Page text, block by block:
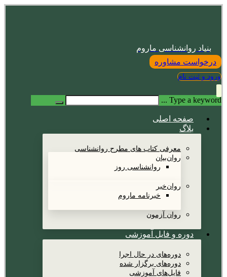
بنیاد روانشناسی ماروم
درخواست مشاوره
ورود و ثبت نام
Type a keyword ...
صفحه اصلی
بلاگ
معرفی کتاب های مطرح روانشناسی
روان‌بیان
روانشناسی روز
روان‌خبر
خبرنامه ماروم
روان آزمون
دوره و فایل آموزشی
دوره‌های در حال اجرا
دوره‌های برگزار شده
فایل‌های آموزشی